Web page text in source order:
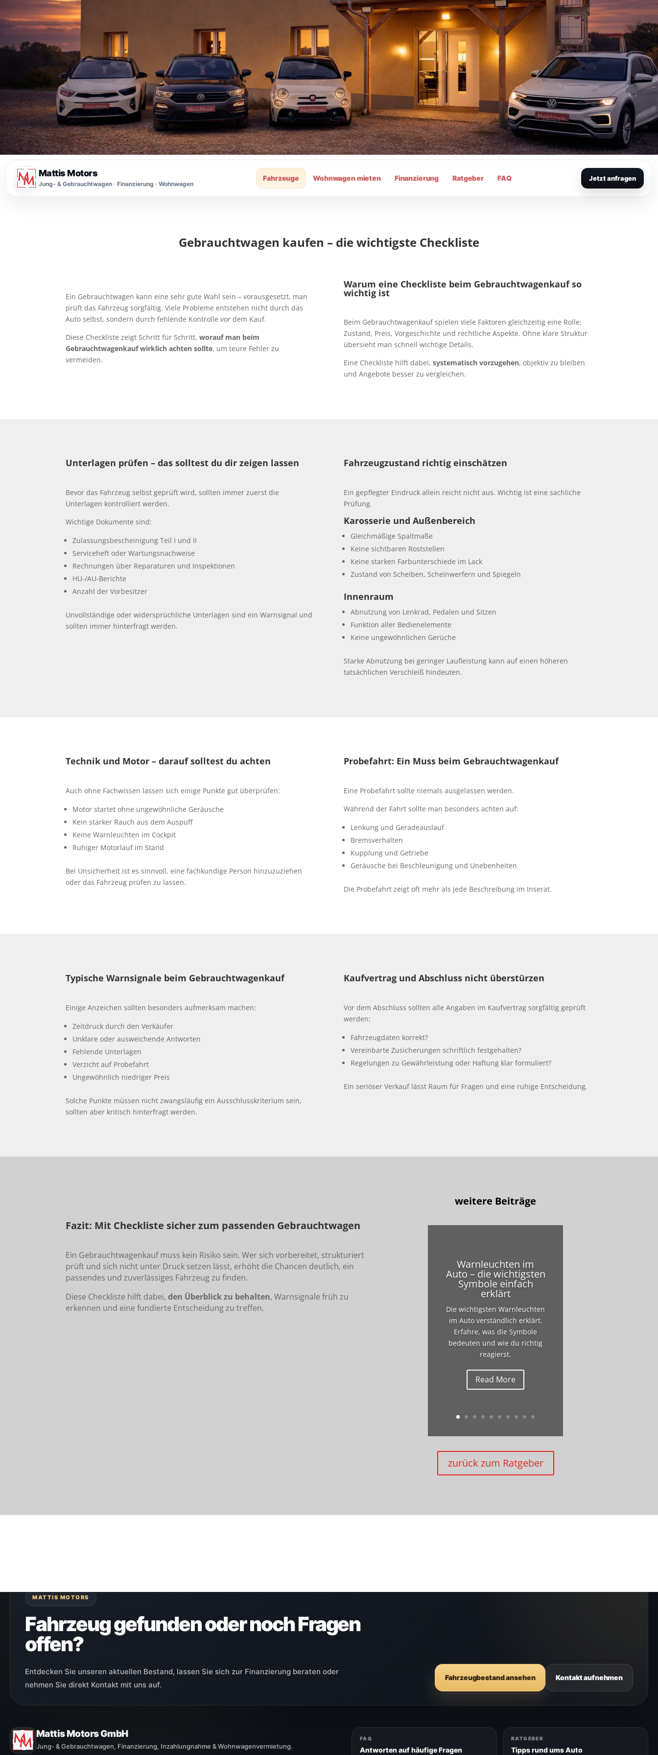
Mattis Motors
Jung- & Gebrauchtwagen · Finanzierung · Wohnwagen
Fahrzeuge Wohnwagen mieten Finanzierung Ratgeber FAQ Jetzt anfragen
Gebrauchtwagen kaufen – die wichtigste Checkliste
Ein Gebrauchtwagen kann eine sehr gute Wahl sein – vorausgesetzt, man
prüft das Fahrzeug sorgfältig. Viele Probleme entstehen nicht durch das
Auto selbst, sondern durch fehlende Kontrolle vor dem Kauf.
Diese Checkliste zeigt Schritt für Schritt,worauf man beim
Gebrauchtwagenkauf wirklich achten sollte, um teure Fehler zu
vermeiden.
Warum eine Checkliste beim Gebrauchtwagenkauf so
wichtig ist
Beim Gebrauchtwagenkauf spielen viele Faktoren gleichzeitig eine Rolle:
Zustand, Preis, Vorgeschichte und rechtliche Aspekte. Ohne klare Struktur
übersieht man schnell wichtige Details.
Eine Checkliste hilft dabei, systematisch vorzugehen, objektiv zu bleiben
und Angebote besser zu vergleichen.
Unterlagen prüfen – das solltest du dir zeigen lassen
Bevor das Fahrzeug selbst geprüft wird, sollten immer zuerst die
Unterlagen kontrolliert werden.
Wichtige Dokumente sind:
Zulassungsbescheinigung Teil I und II
Serviceheft oder Wartungsnachweise
Rechnungen über Reparaturen und Inspektionen
HU-/AU-Berichte
Anzahl der Vorbesitzer
Unvollständige oder widersprüchliche Unterlagen sind ein Warnsignal und
sollten immer hinterfragt werden.
Fahrzeugzustand richtig einschätzen
Ein gepflegter Eindruck allein reicht nicht aus. Wichtig ist eine sachliche
Prüfung.
Karosserie und Außenbereich
Gleichmäßige Spaltmaße
Keine sichtbaren Roststellen
Keine starken Farbunterschiede im Lack
Zustand von Scheiben, Scheinwerfern und Spiegeln
Innenraum
Abnutzung von Lenkrad, Pedalen und Sitzen
Funktion aller Bedienelemente
Keine ungewöhnlichen Gerüche
Starke Abnutzung bei geringer Laufleistung kann auf einen höheren
tatsächlichen Verschleiß hindeuten.
Technik und Motor – darauf solltest du achten
Auch ohne Fachwissen lassen sich einige Punkte gut überprüfen:
Motor startet ohne ungewöhnliche Geräusche
Kein starker Rauch aus dem Auspuff
Keine Warnleuchten im Cockpit
Ruhiger Motorlauf im Stand
Bei Unsicherheit ist es sinnvoll, eine fachkundige Person hinzuzuziehen
oder das Fahrzeug prüfen zu lassen.
Probefahrt: Ein Muss beim Gebrauchtwagenkauf
Eine Probefahrt sollte niemals ausgelassen werden.
Während der Fahrt sollte man besonders achten auf:
Lenkung und Geradeauslauf
Bremsverhalten
Kupplung und Getriebe
Geräusche bei Beschleunigung und Unebenheiten
Die Probefahrt zeigt oft mehr als jede Beschreibung im Inserat.
Typische Warnsignale beim Gebrauchtwagenkauf
Einige Anzeichen sollten besonders aufmerksam machen:
Zeitdruck durch den Verkäufer
Unklare oder ausweichende Antworten
Fehlende Unterlagen
Verzicht auf Probefahrt
Ungewöhnlich niedriger Preis
Solche Punkte müssen nicht zwangsläufig ein Ausschlusskriterium sein,
sollten aber kritisch hinterfragt werden.
Kaufvertrag und Abschluss nicht überstürzen
Vor dem Abschluss sollten alle Angaben im Kaufvertrag sorgfältig geprüft
werden:
Fahrzeugdaten korrekt?
Vereinbarte Zusicherungen schriftlich festgehalten?
Regelungen zu Gewährleistung oder Haftung klar formuliert?
Ein seriöser Verkauf lässt Raum für Fragen und eine ruhige Entscheidung.
Fazit: Mit Checkliste sicher zum passenden Gebrauchtwagen
Ein Gebrauchtwagenkauf muss kein Risiko sein. Wer sich vorbereitet, strukturiert
prüft und sich nicht unter Druck setzen lässt, erhöht die Chancen deutlich, ein
passendes und zuverlässiges Fahrzeug zu finden.
Diese Checkliste hilft dabei,den Überblick zu behalten, Warnsignale früh zu
erkennen und eine fundierte Entscheidung zu treffen.
weitere Beiträge
Warnleuchten im
Auto – die wichtigsten
Symbole einfach
erklärt
Die wichtigsten Warnleuchten
im Auto verständlich erklärt.
Erfahre, was die Symbole
bedeuten und wie du richtig
reagierst.
Read More
zurück zum Ratgeber
MATTIS MOTORS
Fahrzeug gefunden oder noch Fragen
offen?
Entdecken Sie unseren aktuellen Bestand, lassen Sie sich zur Finanzierung beraten oder
nehmen Sie direkt Kontakt mit uns auf.
Fahrzeugbestand ansehen Kontakt aufnehmen
Mattis Motors GmbH
Jung- & Gebrauchtwagen, Finanzierung, Inzahlungnahme & Wohnwagenvermietung.
FAQ
Antworten auf häufige Fragen
RATGEBER
Tipps rund ums Auto